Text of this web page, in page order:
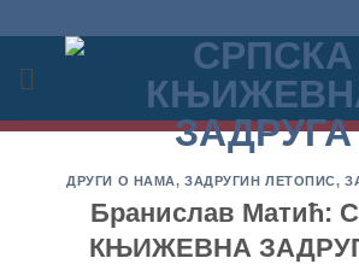
садржај
ДРУГИ О НАМА,ЗАДРУГИН ЛЕТОПИС,
Бранислав Матић:
КЊИЖЕВНА